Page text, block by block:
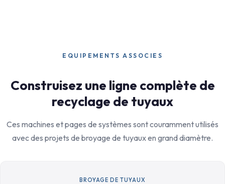
EQUIPEMENTS ASSOCIES
Construisez une ligne complète de
recyclage de tuyaux
Ces machines et pages de systèmes sont couramment utilisés
avec des projets de broyage de tuyaux en grand diamètre.
BROYAGE DE TUYAUX